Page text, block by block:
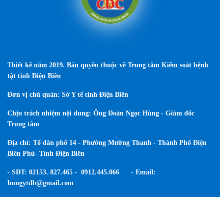
Thiết kế năm 2019. Bản quyền thuộc về Trung tâm Kiểm soát bệnh
tật tỉnh Điện Biên
Đơn vị chủ quản: Sở Y tế tỉnh Điện Biên
Chịu trách nhiệm nội dung: Ông Đoàn Ngọc Hùng - Giám đốc
Trung tâm
Địa chỉ: Tổ dân phố 14 - Phường Mường Thanh - Thành Phố Điện
Biên Phủ- Tỉnh Điện Biên
- SĐT: 02153. 827.465 - 0912.445.066 - Email:
hungytdb@gmail.com